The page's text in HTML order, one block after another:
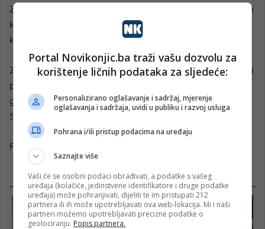
Zahvaljujemo se Nerminu Nikšiću na obraćanju, prisustvu i
kontinuiranoj podršci obilježavanja godišnjice genocida –
kazao je između ostalog Fejzić.
Zahvalnice su uručene i predstavnicima javnih preduzeća i
pojedincima koji su dali doprinos obilježavanju 30.
godišnjice genocida nad Bošnjacima „Sigurne zone UN-a“
Srebrenica.
Fena
Portal Novikonjic.ba traži vašu dozvolu za
korištenje ličnih podataka za sljedeće:
Personalizirano oglašavanje i sadržaj, mjerenje
oglašavanja i sadržaja, uvidi u publiku i razvoj usluga
Pohrana i/ili pristup podacima na uređaju
Saznajte više
Vaši će se osobni podaci obrađivati, a podatke s vašeg
uređaja (kolačiće, jedinstvene identifikatore i druge podatke
uređaja) može pohranjivati, dijeliti te im pristupati 212
partnera ili ih može upotrebljavati ova web-lokacija. Mi i naši
partneri možemo upotrebljavati precizne podatke o
geolociranju. Popis partnera.